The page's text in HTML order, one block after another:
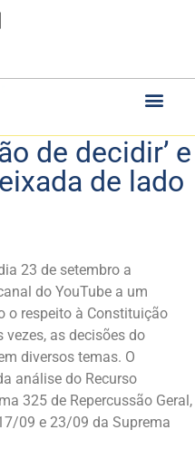
de decidir’ e
de lado
23 de setembro a
do YouTube a um
o respeito à Constituição
as decisões do
diversos temas. O
análise do Recurso
325 de Repercussão Geral,
09 e 23/09 da Suprema